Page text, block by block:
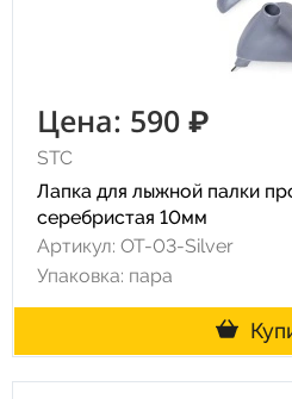
Цена: 590 ₽
STC
Лапка для лыжной палки
серебристая 10мм
Артикул: ОТ-03-Silver
Упаковка: пара